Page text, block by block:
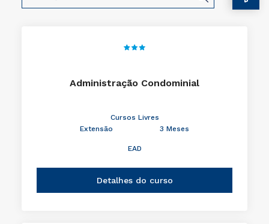
Administração Condominial
Cursos Livres
Extensão
3 Meses
EAD
Detalhes do curso